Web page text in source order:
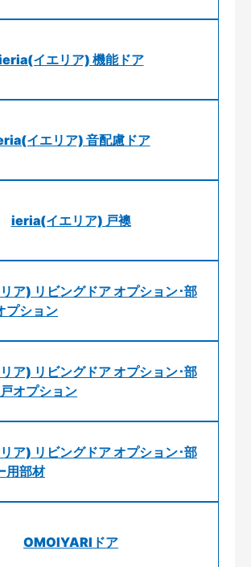
イエリア) 機能ドア
イエリア) 音配慮ドア
ieria(イエリア) 戸襖
ア) リビングドア オプション･部
プション
ア) リビングドア オプション･部
オプション
ア) リビングドア オプション･部
用部材
OMOIYARIドア